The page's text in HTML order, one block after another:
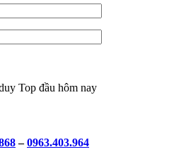
Top đầu hôm nay
–0963.403.964